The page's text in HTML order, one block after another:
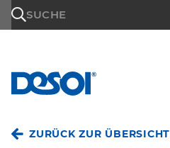
SUCHE
ZURÜCK ZUR ÜBERSICHT